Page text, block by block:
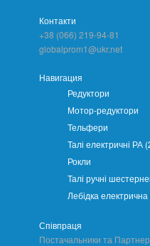
Контакти
+38 (066) 219-94-81
globalprom1@ukr.net
Навигация
Редуктори
Мотор-редуктори
Тельфери
Талі електричні РА
Рокли
Талі ручні
Лебідка
Співпраця
Постачальники та